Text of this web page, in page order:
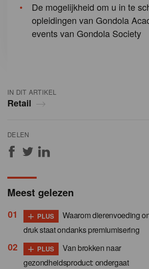
IN DIT ARTIKEL
Retail
DELEN
De mogelijkheid om u in te
opleidingen van Gondola
events van Gondola Society
Meest gelezen
+ PLUS
Waarom dierenvoeding
druk staat ondanks premiumisering
+ PLUS
Van brokken naar
gezondheidsproduct: ondergaat